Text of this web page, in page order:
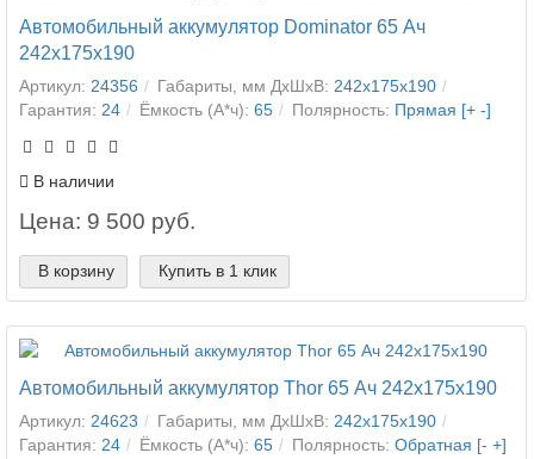
Автомобильный аккумулятор Dominator 65 Ач
242x175x190
Артикул: 24356 Габариты, мм ДхШхВ: 242x175x190
Гарантия: 24 Ёмкость (А*ч): 65 Полярность: Прямая [+ -]
В наличии
Цена: 9 500 руб.
В корзину Купить в 1 клик
Автомобильный аккумулятор Thor 65 Ач 242x175x190
Артикул: 24623 Габариты, мм ДхШхВ: 242x175x190
Гарантия: 24 Ёмкость (А*ч): 65 Полярность: Обратная [- +]